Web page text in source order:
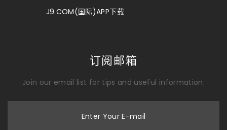
J9.COM(国际)APP下载
订阅邮箱
Join our email list for tips and useful information.
Enter Your E-mail